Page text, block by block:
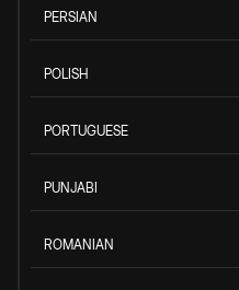
PERSIAN
POLISH
PORTUGUESE
PUNJABI
ROMANIAN